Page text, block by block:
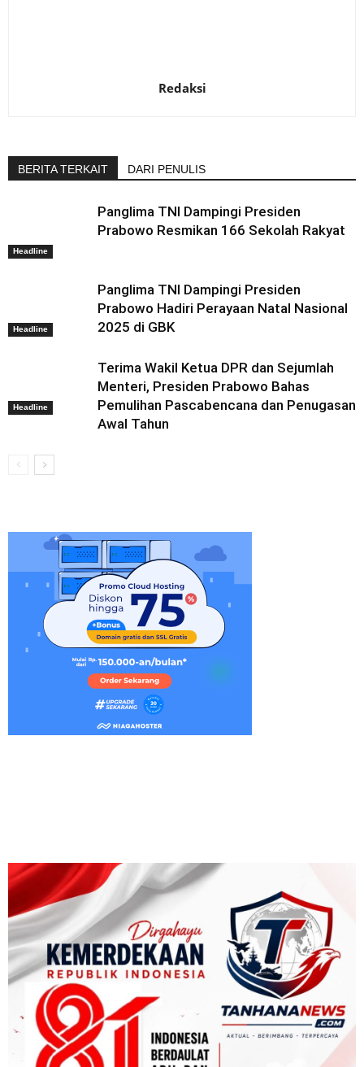
Redaksi
BERITA TERKAIT DARI PENULIS
Headline
Panglima TNI Dampingi Presiden
Prabowo Resmikan 166 Sekolah Rakyat
Headline
Panglima TNI Dampingi Presiden
Prabowo Hadiri Perayaan Natal Nasional
2025 di GBK
Headline
Terima Wakil Ketua DPR dan Sejumlah
Menteri, Presiden Prabowo Bahas
Pemulihan Pascabencana dan Penugasan
Awal Tahun